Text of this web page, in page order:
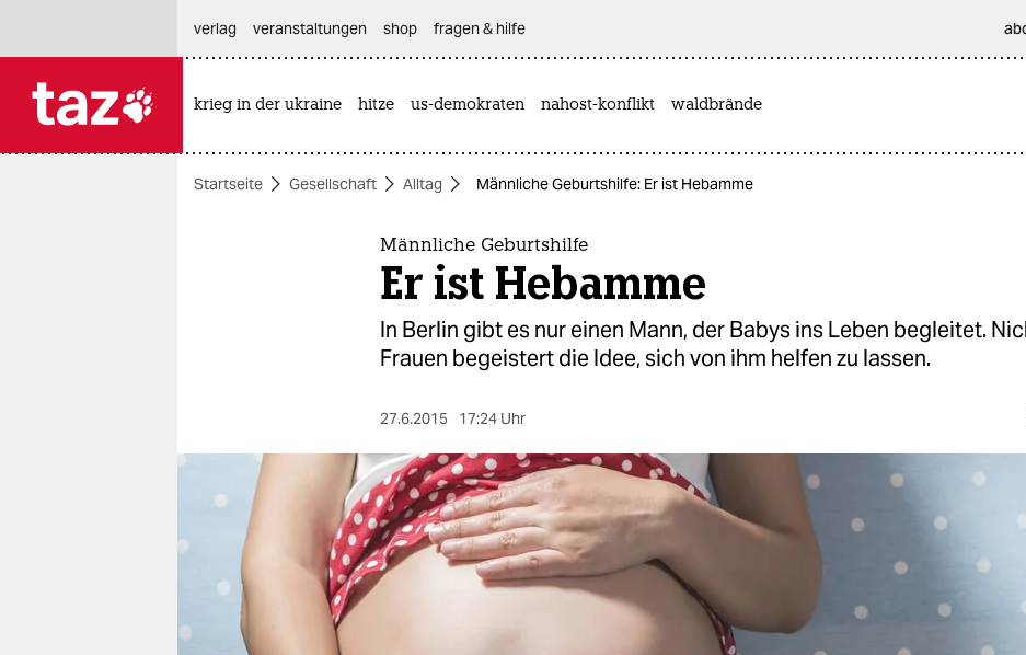
themen
berlin
wahrheit
verlag
verlag
veranstaltungen shop fragen & hilfe
krieg in der ukraine hitze us-demokraten nahost-konflikt waldbrände
Startseite Gesellschaft Alltag Männliche Geburtshilfe: Er ist Hebamme
Männliche Geburtshilfe
Er ist Hebamme
In Berlin gibt es nur einen Mann, der Babys ins Leben begleitet.
Frauen begeistert die Idee, sich von ihm helfen zu lassen.
27.6.2015 17:24 Uhr